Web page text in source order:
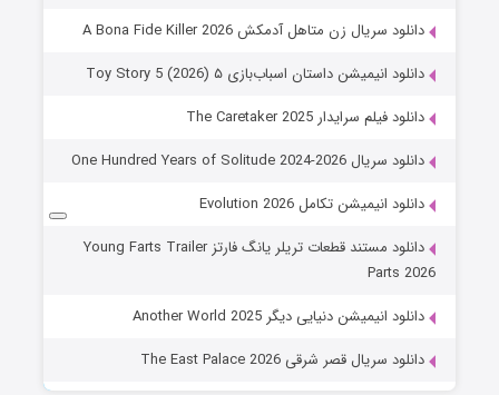
دانلود سریال زن متاهل آدمکش A Bona Fide Killer 2026
دانلود انیمیشن داستان اسباب‌بازی ۵ Toy Story 5 (2026)
دانلود فیلم سرایدار The Caretaker 2025
دانلود سریال One Hundred Years of Solitude 2024-2026
دانلود انیمیشن تکامل Evolution 2026
دانلود مستند قطعات تریلر یانگ فارتز Young Farts Trailer
Parts 2026
دانلود انیمیشن دنیایی دیگر Another World 2025
دانلود سریال قصر شرقی The East Palace 2026